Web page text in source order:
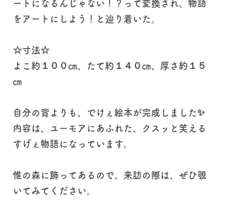
ートになるんじゃない！？って変換され、物語
をアートにしよう！と辿り着いた。
☆寸法☆
よこ約１００㎝、たて約１４０㎝、厚さ約１５
㎝
自分の背よりも、でけぇ絵本が完成しました✨
内容は、ユーモアにあふれた、クスッと笑える
すげぇ物語になっています。
惟の森に飾ってあるので、来訪の際は、ぜひ覗
いてみてください。